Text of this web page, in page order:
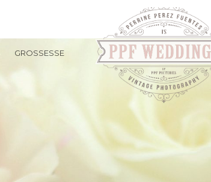
GROSSESSE